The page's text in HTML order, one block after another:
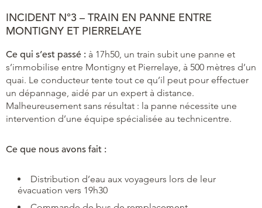
INCIDENT N°3 – TRAIN EN PANNE ENTRE
MONTIGNY ET PIERRELAYE
Ce qui s’est passé : à 17h50, un train subit une panne et
s’immobilise entre Montigny et Pierrelaye, à 500 mètres d’un
quai. Le conducteur tente tout ce qu’il peut pour effectuer
un dépannage, aidé par un expert à distance.
Malheureusement sans résultat : la panne nécessite une
intervention d’une équipe spécialisée au technicentre.
Ce que nous avons fait :
Distribution d’eau aux voyageurs lors de leur
évacuation vers 19h30